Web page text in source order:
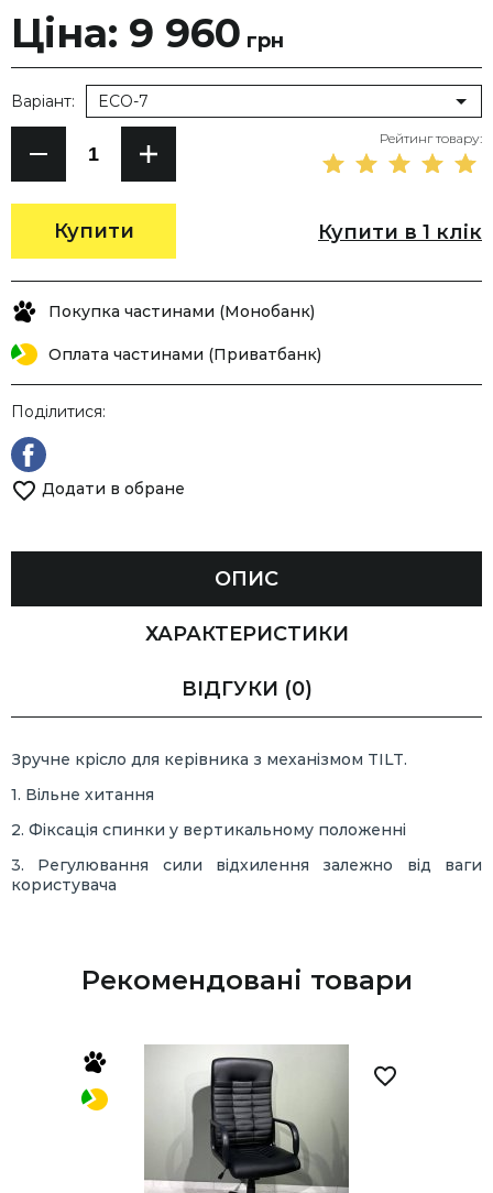
Ціна: 9 960 грн
Купити
Варіант: ECO-7
Рейтинг товару:
Купити в 1 клік
Покупка частинами (Монобанк)
Оплата частинами (Приватбанк)
Поділитися:
Додати в обране
ОПИС
ХАРАКТЕРИСТИКИ
ВІДГУКИ (0)
Зручне крісло для керівника з механізмом TILT.
1. Вільне хитання
2. Фіксація спинки у вертикальному положенні
3. Регулювання сили відхилення залежно від ваги
користувача
Рекомендовані товари